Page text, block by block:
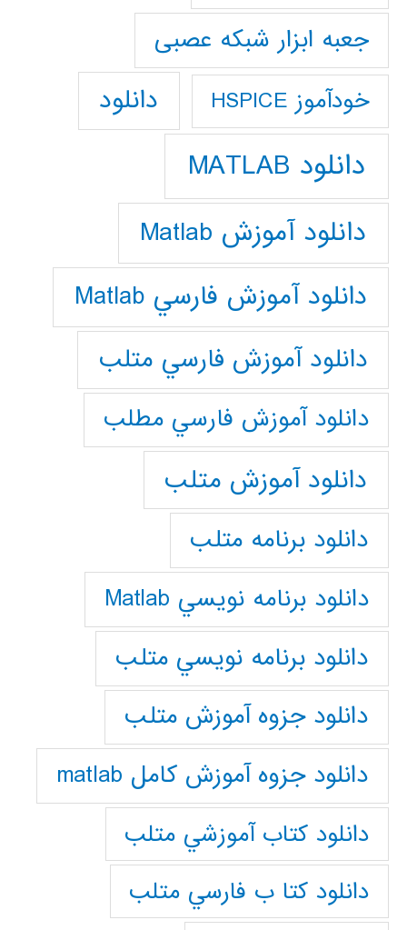
جعبه ابزار شبکه عصبی
خودآموز HSPICE دانلود
دانلود MATLAB
دانلود آموزش Matlab
دانلود آموزش فارسي Matlab
دانلود آموزش فارسي متلب
دانلود آموزش فارسي مطلب
دانلود آموزش متلب
دانلود برنامه متلب
دانلود برنامه نويسي Matlab
دانلود برنامه نويسي متلب
دانلود جزوه آموزش متلب
دانلود جزوه آموزش کامل matlab
دانلود كتاب آموزشي متلب
دانلود كتا ب فارسي متلب